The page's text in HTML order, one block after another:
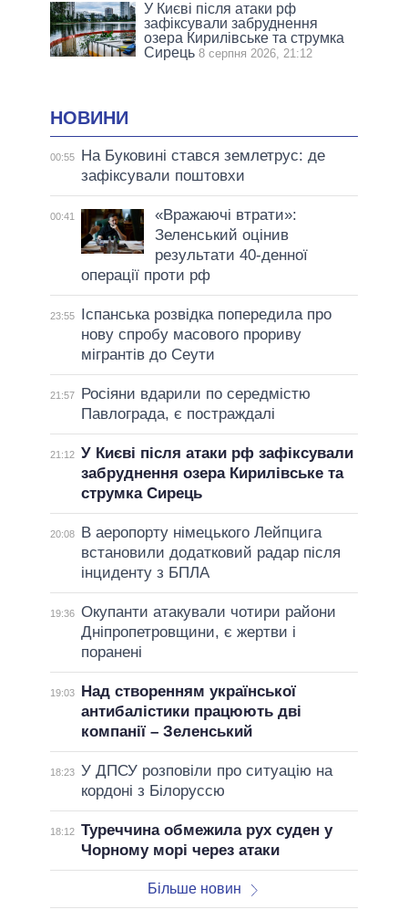
У Києві після атаки рф
зафіксували забруднення
озера Кирилівське та струмка
Сирець 8 серпня 2026, 21:12
НОВИНИ
00:55
На Буковині стався землетрус: де
зафіксували поштовхи
00:41
«Вражаючі втрати»:
Зеленський оцінив
результати 40-денної
операції проти рф
23:55
Іспанська розвідка попередила про
нову спробу масового прориву
мігрантів до Сеути
21:57
Росіяни вдарили по середмістю
Павлограда, є постраждалі
21:12 У Києві після атаки рф зафіксували
забруднення озера Кирилівське та
струмка Сирець
20:08
В аеропорту німецького Лейпцига
встановили додатковий радар після
інциденту з БПЛА
19:36 Окупанти атакували чотири райони
Дніпропетровщини, є жертви і
поранені
19:03
Над створенням української
антибалістики працюють дві
компанії – Зеленський
18:23 У ДПСУ розповіли про ситуацію на
кордоні з Білоруссю
18:12 Туреччина обмежила рух суден у
Чорному морі через атаки
Більше новин